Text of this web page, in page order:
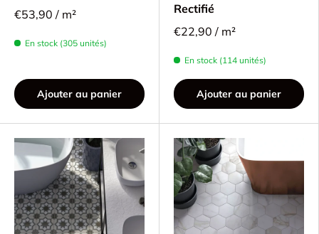
€53,90 / m²
En stock (305 unités)
Ajouter au panier
Rectifié
€22,90 / m²
En stock (114 unités)
Ajouter au panier